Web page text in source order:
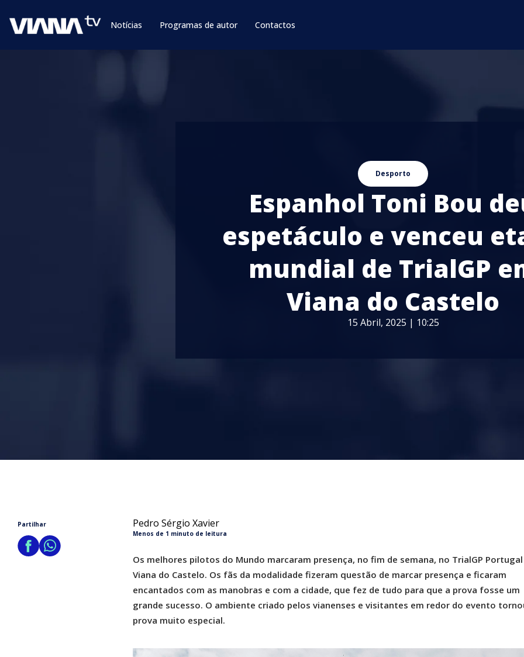
Notícias Programas de autor Contactos
Desporto
Espanhol Toni Bou
espetáculo e venceu
mundial de TrialGP
Viana do Castelo
15 Abril, 2025 | 10:25
Partilhar Pedro Sérgio Xavier
Menos de 1 minuto de leitura
Os melhores pilotos do Mundo marcaram presença, no fim de semana, no TrialGP
Viana do Castelo. Os fãs da modalidade fizeram questão de marcar presença e ficaram
encantados com as manobras e com a cidade, que fez de tudo para que a prova fosse um
grande sucesso. O ambiente criado pelos vianenses e visitantes em redor do evento
prova muito especial.